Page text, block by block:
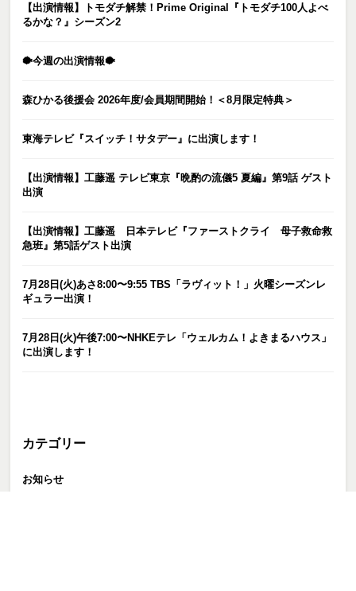
【出演情報】トモダチ解禁！Prime Original『トモダチ100人よべ
るかな？』シーズン2
🐡今週の出演情報🐡
森ひかる後援会 2026年度/会員期間開始！＜8月限定特典＞
東海テレビ『スイッチ！サタデー』に出演します！
【出演情報】工藤遥 テレビ東京『晩酌の流儀5 夏編』第9話 ゲスト
出演
【出演情報】工藤遥 日本テレビ『ファーストクライ 母子救命救
急班』第5話ゲスト出演
7月28日(火)あさ8:00〜9:55 TBS「ラヴィット！」火曜シーズンレ
ギュラー出演！
7月28日(火)午後7:00〜NHKEテレ「ウェルカム！よきまるハウス」
に出演します！
カテゴリー
お知らせ